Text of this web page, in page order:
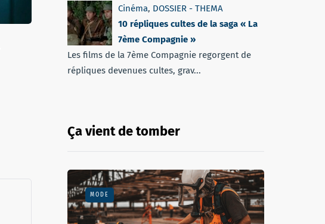
Cinéma, DOSSIER - THEMA
10 répliques cultes de la saga « La
7ème Compagnie »
Les films de la 7ème Compagnie regorgent de
répliques devenues cultes, grav...
Ça vient de tomber
MODE